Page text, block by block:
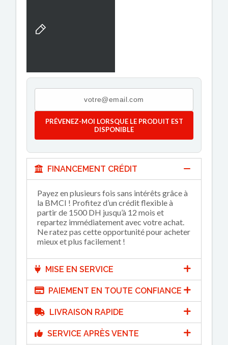
PRÉVENEZ-MOI LORSQUE LE PRODUIT EST
DISPONIBLE
FINANCEMENT CRÉDIT
Payez en plusieurs fois sans intérêts grâce à
la BMCI ! Profitez d’un crédit flexible à
partir de 1500 DH jusqu’à 12 mois et
repartez immédiatement avec votre achat.
Ne ratez pas cette opportunité pour acheter
mieux et plus facilement !
MISE EN SERVICE
PAIEMENT EN TOUTE CONFIANCE
LIVRAISON RAPIDE
SERVICE APRÈS VENTE